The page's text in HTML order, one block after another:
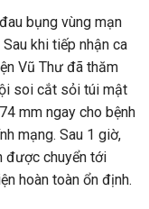
bụng vùng mạn
khi tiếp nhận ca
Vũ Thư đã thăm
soi cắt sỏi túi mật
mm ngay cho bệnh
mạng. Sau 1 giờ,
được chuyển tới
hoàn toàn ổn định.